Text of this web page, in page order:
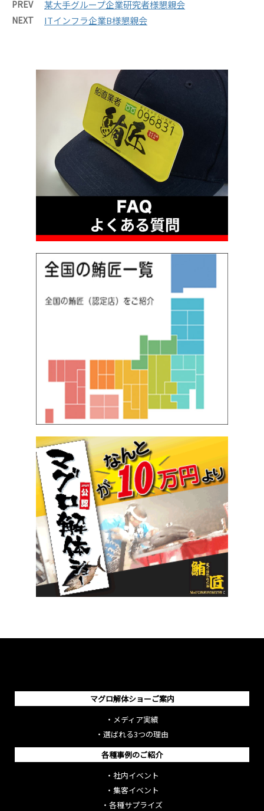
PREV 某大手グループ企業研究者様懇親会
NEXT ITインフラ企業B様懇親会
マグロ解体ショーご案内
・ メディア実績
・ 選ばれる3つの理由
各種事例のご紹介
・ 社内イベント
・ 集客イベント
・ 各種サプライズ